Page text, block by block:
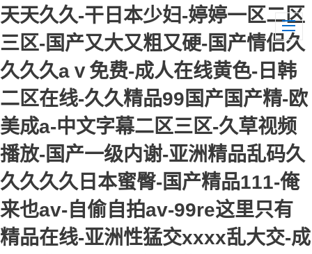
天天久久-干日本少妇-婷婷一区二区
三区-国产又大又粗又硬-国产情侣久
久久久aⅴ免费-成人在线黄色-日韩
二区在线-久久精品99国产国产精-欧
美成a-中文字幕二区三区-久草视频
播放-国产一级内谢-亚洲精品乱码久
久久久久日本蜜臀-国产精品111-俺
来也av-自偷自拍av-99re这里只有
精品在线-亚洲性猛交xxxx乱大交-成